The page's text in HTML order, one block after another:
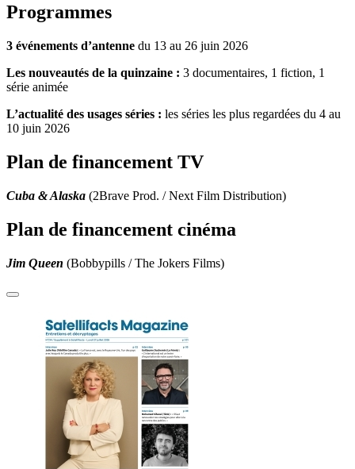
Programmes
3 événements d’antenne du 13 au 26 juin 2026
Les nouveautés de la quinzaine : 3 documentaires, 1 fiction, 1
série animée
L’actualité des usages séries : les séries les plus regardées du 4 au
10 juin 2026
Plan de financement TV
Cuba & Alaska (2Brave Prod. / Next Film Distribution)
Plan de financement cinéma
Jim Queen (Bobbypills / The Jokers Films)